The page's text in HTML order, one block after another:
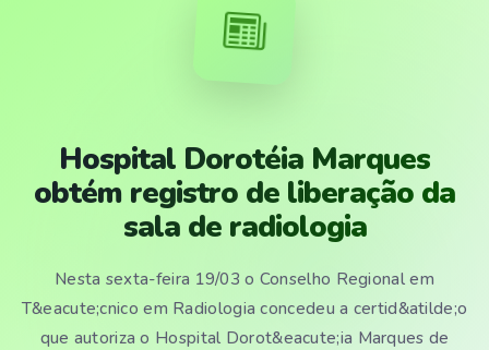
Hospital Dorotéia Marques
obtém registro de liberação da
sala de radiologia
Nesta sexta-feira 19/03 o Conselho Regional em
T&eacute;cnico em Radiologia concedeu a certid&atilde;o
que autoriza o Hospital Dorot&eacute;ia Marques de